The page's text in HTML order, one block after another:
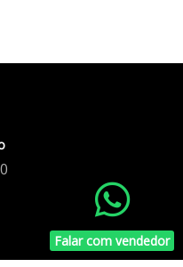
Falar com vendedor